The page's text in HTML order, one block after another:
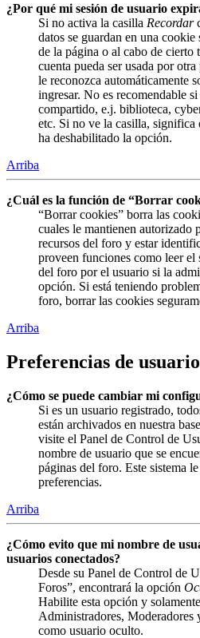
¿Por qué mi sesión de usuario
Si no activa la casilla Recordar
datos se guardan en una
de la página o al cabo de cierto
cuenta pueda ser usada por
le reconozca automáticamente
ingresar. No es recomendable
compartido, e.j. biblioteca,
etc. Si no ve la casilla,
ha deshabilitado la opción.
Arriba
¿Cuál es la función de “Borrar
“Borrar cookies” borra las
cuales le mantienen autorizado
recursos del foro y estar
proveen funciones como leer el
del foro por el usuario si la
opción. Si está teniendo
foro, borrar las cookies
Arriba
Preferencias de
¿Cómo se puede cambiar mi
Si es un usuario registrado,
están archivados en nuestra
visite el Panel de Control de
nombre de usuario que se
páginas del foro. Este sistema
preferencias.
Arriba
¿Cómo evito que mi nombre de
usuarios conectados?
Desde su Panel de Control de
Foros”, encontrará la opción
Habilite esta opción y
Administradores, Moderadores
como usuario oculto.